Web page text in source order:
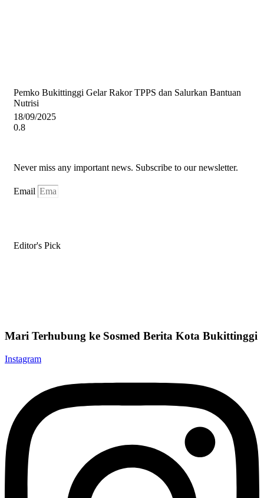
Pemko Bukittinggi Gelar Rakor TPPS dan Salurkan Bantuan
Nutrisi
18/09/2025
Never miss any important news. Subscribe to our newsletter.
Email
Editor's Pick
Mari Terhubung ke Sosmed Berita Kota Bukittinggi
Instagram